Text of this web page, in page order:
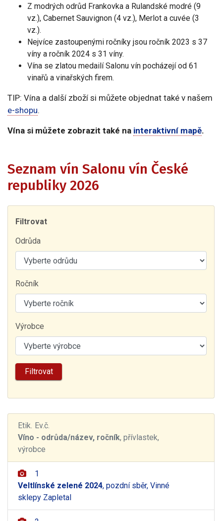
Z modrých odrůd Frankovka a Rulandské modré (9
vz.), Cabernet Sauvignon (4 vz.), Merlot a cuvée (3
vz.).
Nejvíce zastoupenými ročníky jsou ročník 2023 s 37
víny a ročník 2024 s 31 víny.
Vína se zlatou medailí Salonu vín pocházejí od 61
vinařů a vinařských firem.
TIP: Vína a další zboží si můžete objednat také v našem
e-shopu.
Vína si můžete zobrazit také na interaktivní mapě.
Seznam vín Salonu vín České
republiky 2026
Filtrovat
Odrůda
Ročník
Výrobce
Etik. Ev.č.
Víno - odrůda/název, ročník, přívlastek,
výrobce
1
Veltlínské zelené 2024, pozdní sběr, Vinné
sklepy Zapletal